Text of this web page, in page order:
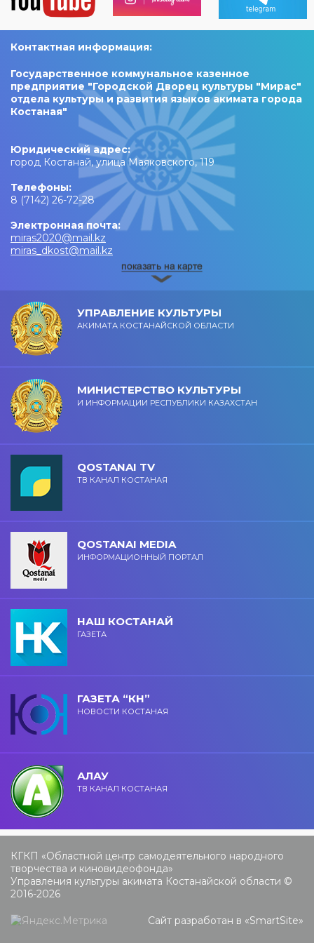
Контактная информация:
Государственное коммунальное казенное
предприятие "Городской Дворец культуры "Мирас"
отдела культуры и развития языков акимата города
Костаная"
Юридический адрес:
город Костанай, улица Маяковского, 119
Телефоны:
8 (7142) 26-72-28
Электронная почта:
miras2020@mail.kz
miras_dkost@mail.kz
УПРАВЛЕНИЕ КУЛЬТУРЫ
АКИМАТА КОСТАНАЙСКОЙ ОБЛАСТИ
МИНИСТЕРСТВО КУЛЬТУРЫ
И ИНФОРМАЦИИ РЕСПУБЛИКИ КАЗАХСТАН
QOSTANAI TV
ТВ КАНАЛ КОСТАНАЯ
QOSTANAI MEDIA
ИНФОРМАЦИОННЫЙ ПОРТАЛ
НАШ КОСТАНАЙ
ГАЗЕТА
ГАЗЕТА “КН”
НОВОСТИ КОСТАНАЯ
АЛАУ
ТВ КАНАЛ КОСТАНАЯ
КГКП «Областной центр самодеятельного народного
творчества и киновидеофонда»
Управления культуры акимата Костанайской области ©
2016-2026
Сайт разработан в «SmartSite»